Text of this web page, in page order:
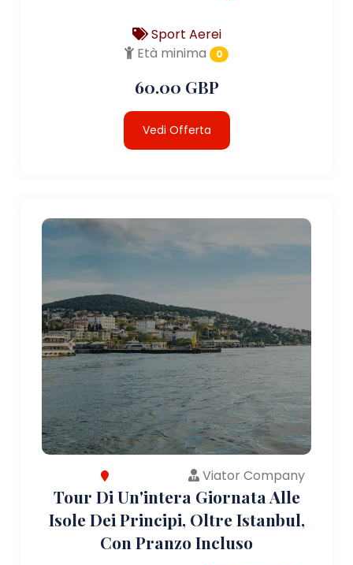
Sport Aerei
Età minima
0
60.00 GBP
Vedi Offerta
Viator Company
Tour Di Un'intera Giornata Alle
Isole Dei Principi, Oltre Istanbul,
Con Pranzo Incluso